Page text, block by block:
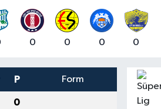
0 0 0 0
P Form
0